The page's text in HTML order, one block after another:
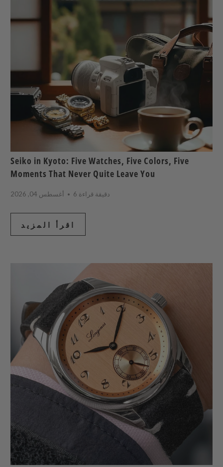
Seiko in Kyoto: Five Watches, Five Colors, Five
Moments That Never Quite Leave You
أغسطس 04, 2026 6 دقيقة قراءة
اقرأ المزيد